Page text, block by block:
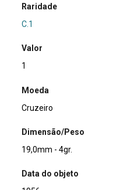
Raridade
C.1
Valor
1
Moeda
Cruzeiro
Dimensão/Peso
19,0mm - 4gr.
Data do objeto